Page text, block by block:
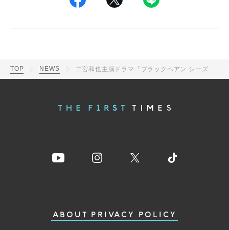
TOP NEWS 二宮和也主演ドラマ『ブラックペアン シーズン2』趣里が再び“猫ちゃん”役に！天城（二宮）との掛け合いに注目
ABOUT PRIVACY POLICY